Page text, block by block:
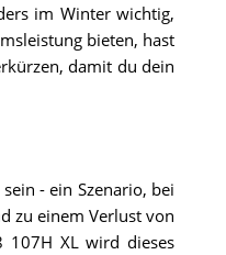
im Winter wichtig,
bieten, hast
damit du dein
- ein Szenario, bei
zu einem Verlust von
XL wird dieses